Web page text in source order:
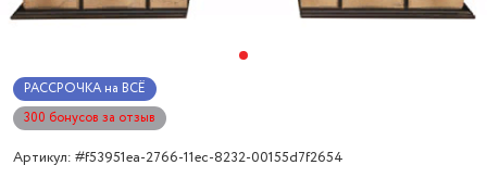
РАССРОЧКА на ВСЁ
300 бонусов за отзыв
Артикул: #f53951ea-2766-11ec-8232-00155d7f2654